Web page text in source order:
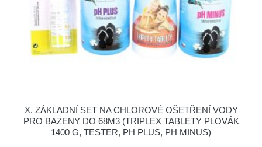
X. ZÁKLADNÍ SET NA CHLOROVÉ OŠETŘENÍ VODY
PRO BAZENY DO 68M3 (TRIPLEX TABLETY PLOVÁK
1400 G, TESTER, PH PLUS, PH MINUS)